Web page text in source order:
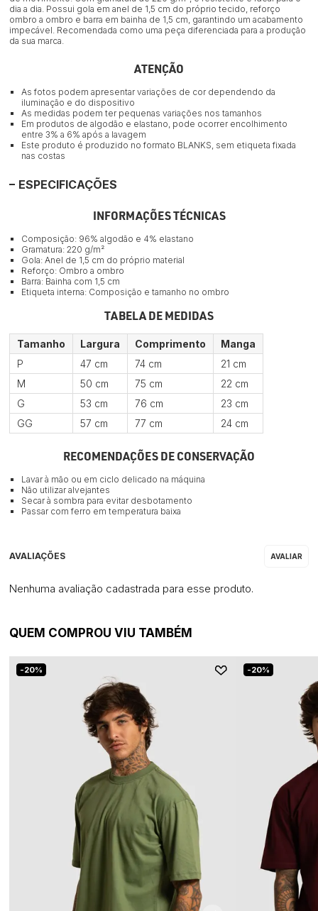
dia a dia. Possui gola em anel de 1,5 cm do próprio tecido, reforço
ombro a ombro e barra em bainha de 1,5 cm, garantindo um acabamento
impecável. Recomendada como uma peça diferenciada para a produção
da sua marca.
ATENÇÃO
As fotos podem apresentar variações de cor dependendo da
iluminação e do dispositivo
As medidas podem ter pequenas variações nos tamanhos
Em produtos de algodão e elastano, pode ocorrer encolhimento
entre 3% a 6% após a lavagem
Este produto é produzido no formato BLANKS, sem etiqueta fixada
nas costas
ESPECIFICAÇÕES
INFORMAÇÕES TÉCNICAS
Composição: 96% algodão e 4% elastano
Gramatura: 220 g/m²
Gola: Anel de 1,5 cm do próprio material
Reforço: Ombro a ombro
Barra: Bainha com 1,5 cm
Etiqueta interna: Composição e tamanho no ombro
TABELA DE MEDIDAS
Tamanho Largura Comprimento
Manga
P
47 cm 74 cm
21 cm
M
50 cm 75 cm
22 cm
G
53 cm 76 cm
23 cm
GG
57 cm 77 cm 24 cm
RECOMENDAÇÕES DE CONSERVAÇÃO
Lavar à mão ou em ciclo delicado na máquina
Não utilizar alvejantes
Secar à sombra para evitar desbotamento
Passar com ferro em temperatura baixa
Nenhuma avaliação cadastrada para esse produto.
QUEM COMPROU VIU TAMBÉM
20% 20%